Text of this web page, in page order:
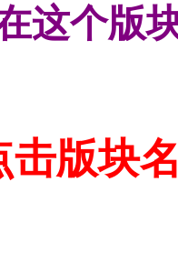
这个版
击版块